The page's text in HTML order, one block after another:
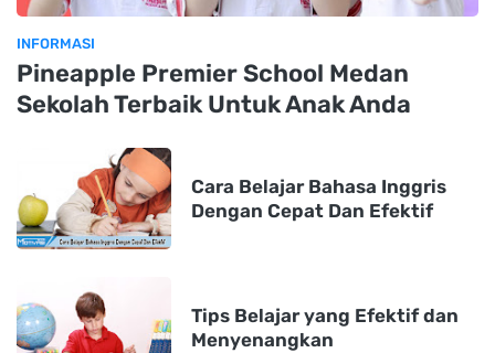
INFORMASI
Pineapple Premier School Medan
Sekolah Terbaik Untuk Anak Anda
Cara Belajar Bahasa Inggris
Dengan Cepat Dan Efektif
Tips Belajar yang Efektif dan
Menyenangkan